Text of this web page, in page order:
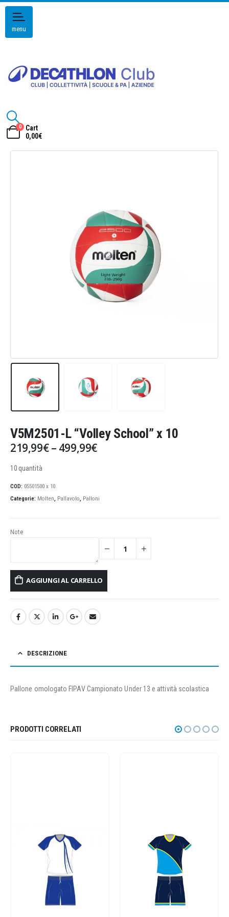
menu
0
Cart
0,00€
V5M2501-L “Volley School” x 10
219,99€– 499,99€
10 quantità
COD: 05501500 x 10
Categorie: Molten Pallavolo Palloni
Note
AGGIUNGI AL CARRELLO
DESCRIZIONE
Pallone omologato FIPAV Campionato Under 13 e attività scolastica
PRODOTTI CORRELATI